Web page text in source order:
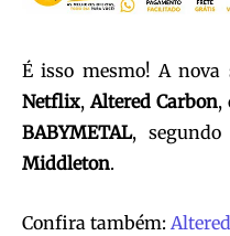
É isso mesmo! A
Netflix,Altered Carbon,
BABYMETAL,
Middleton.
Confira também: